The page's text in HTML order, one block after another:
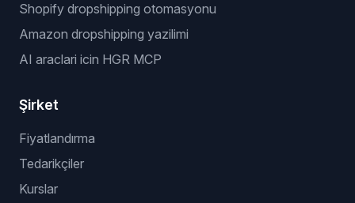
Shopify dropshipping otomasyonu
Amazon dropshipping yazilimi
AI araclari icin HGR MCP
Şirket
Fiyatlandırma
Tedarikçiler
Kurslar